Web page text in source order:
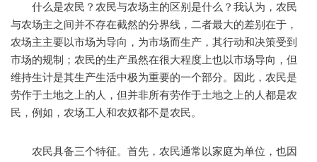
什么是农民？农民与农场主的区别是什么？我认为，农民
与农场主之间并不存在截然的分界线，二者最大的差别在于，
农场主主要以市场为导向，为市场而生产，其行动和决策受到
市场的规制；农民的生产虽然在很大程度上也以市场导向，但
维持生计是其生产生活中极为重要的一个部分。因此，农民是
劳作于土地之上的人，但并非所有劳作于土地之上的人都是农
民，例如，农场工人和农奴都不是农民。
农民具备三个特征。首先，农民通常以家庭为单位，也因